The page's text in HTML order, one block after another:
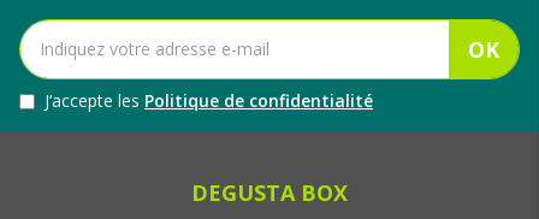
OK
J’accepte les Politique de confidentialité
DEGUSTA BOX